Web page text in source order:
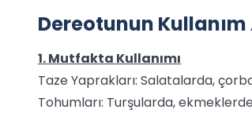
Dereotunun Kullanım
1. Mutfakta Kullanımı
Taze Yaprakları: Salatalarda,
Tohumları: Turşularda,